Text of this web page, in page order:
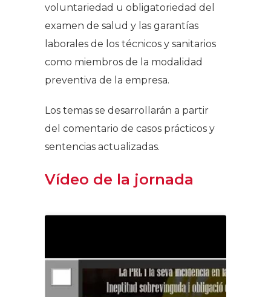
voluntariedad u obligatoriedad del
examen de salud y las garantías
laborales de los técnicos y sanitarios
como miembros de la modalidad
preventiva de la empresa.
Los temas se desarrollarán a partir
del comentario de casos prácticos y
sentencias actualizadas.
Vídeo de la jornada